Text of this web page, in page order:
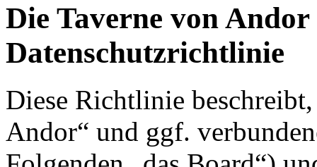
Die Taverne von Andor
Datenschutzrichtlinie
Diese Richtlinie
Andor“ und ggf.